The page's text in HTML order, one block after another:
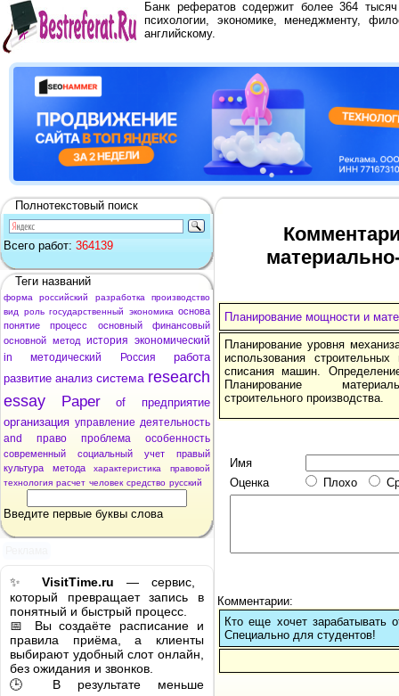
Банк рефератов содержит более 364
психологии, экономике, менеджменту,
английскому.
Полнотекстовый поиск
Всего работ: 364139
Теги названий
форма российский разработка
производство
вид
роль государственный экономика основа
понятие
процесс основный
финансовый
основной метод история экономический
in
методический Россия
работа
развитие анализ система research
essay
Paper of
предприятие
организация управление деятельность
and
право проблема особенность
современный социальный учет
правый
культура
метода характеристика
правовой
технология расчет человек средство русский
Введите первые буквы слова
✨ VisitTime.ru — сервис,
который превращает запись в
понятный и быстрый процесс.
📅 Вы создаёте расписание и
правила приёма, а клиенты
выбирают удобный слот онлайн,
без ожидания и звонков.
🕒 В результате меньше
Планирование мощности и
Планирование уровня
использования
списания машин.
Планирование
строительного производства.
Имя
Оценка
Плохо
Комментарии:
Кто еще хочет зарабатывать
Cпециально для студентов!